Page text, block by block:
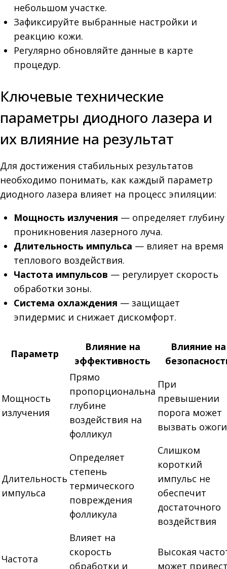
небольшом участке.
Зафиксируйте выбранные настройки и
реакцию кожи.
Регулярно обновляйте данные в карте
процедур.
Ключевые технические
параметры диодного лазера и
их влияние на результат
Для достижения стабильных результатов
необходимо понимать, как каждый параметр
диодного лазера влияет на процесс эпиляции:
Мощность излучения — определяет глубину
проникновения лазерного луча.
Длительность импульса — влияет на время
теплового воздействия.
Частота импульсов — регулирует скорость
обработки зоны.
Система охлаждения — защищает
эпидермис и снижает дискомфорт.
Параметр
Влияние на
эффективность
Влияние на
Мощность
излучения
Прямо
пропорциональна
глубине
воздействия на
фолликул
При
превышении
порога может
вызвать ожоги
Длительность
импульса
Определяет
степень
термического
повреждения
фолликула
Слишком
короткий
импульс не
обеспечит
достаточного
воздействия
Частота
Влияет на
скорость
обработки и
Высокая
может